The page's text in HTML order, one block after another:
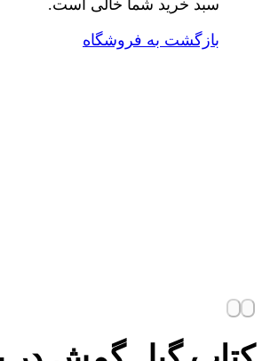
سبد خرید شما خالی است.
بازگشت به فروشگاه